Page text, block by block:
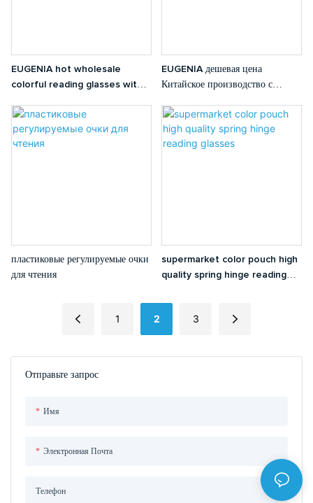
Отправьте запрос
Имя
Электронная Почта
Телефон
EUGENIA hot wholesale
colorful reading glasses with
glasses
EUGENIA дешевая цена
Китайское производство с
супермаркет очки для чтения
пластиковые регулируемые очки
для чтения
supermarket color pouch high
quality spring hinge reading
1 2 3